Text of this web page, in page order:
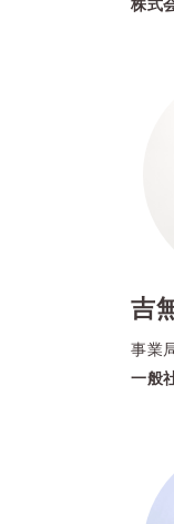
株式
吉
事業
一般